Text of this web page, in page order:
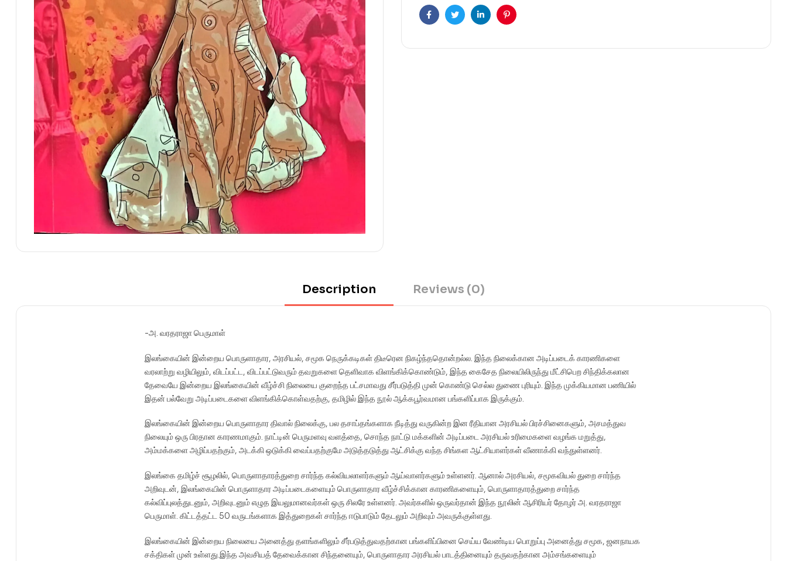
FacebookTwitterLinkedinPinterest
Description Reviews (0)
-அ. வரதராஜா பெருமாள்
இலங்கையின் இன்றைய பொருளாதார, அரசியல், சமூக நெருக்கடிகள் திடீரென நிகழ்ந்ததொன்றல்ல. இந்த நிலைக்கான அடிப்படைக் காரணிகளை
வரலாற்று வழியிலும், விடப்பட்ட, விடப்பட்டுவரும் தவறுகளை தெளிவாக விளங்கிக்கொண்டும், இந்த கைசேத நிலையிலிருந்து மீட்சிபெற சிந்திக்கலான
தேவையே இன்றைய இலங்கையின் வீழ்ச்சி நிலையை குறைந்த பட்சமாவது சீர்படுத்தி முன் கொண்டு செல்ல துணை புரியும். இந்த முக்கியமான பணியில்
இதன் பல்வேறு அடிப்படைகளை விளங்கிக்கொள்வதற்கு, தமிழில் இந்த நூல் ஆக்கபூர்வமான பங்களிப்பாக இருக்கும்.
இலங்கையின் இன்றைய பொருளாதார திவால் நிலைக்கு, பல தசாப்தங்களாக நீடித்து வருகின்ற இன ரீதியான அரசியல் பிரச்சினைகளும், அசமத்துவ
நிலையும் ஒரு பிரதான காரணமாகும். நாட்டின் பெருமளவு வளத்தை, சொந்த நாட்டு மக்களின் அடிப்படை அரசியல் உரிமைகளை வழங்க மறுத்து,
அம்மக்களை அழிப்பதற்கும், அடக்கி ஒடுக்கி வைப்பதற்குமே அடுத்தடுத்து ஆட்சிக்கு வந்த சிங்கள ஆட்சியாளர்கள் வீணாக்கி வந்துள்ளனர்.
இலங்கை தமிழ்ச் சூழலில், பொருளாதாரத்துறை சார்ந்த கல்வியலாளர்களும் ஆய்வாளர்களும் உள்ளனர். ஆனால் அரசியல், சமூகவியல் துறை சார்ந்த
அறிவுடன், இலங்கையின் பொருளாதார அடிப்படைகளையும் பொருளாதார வீழ்ச்சிக்கான காரணிகளையும், பொருளாதாரத்துறை சார்ந்த
கல்விப்புலத்துடனும், அறிவுடனும் எழுத இயலுமானவர்கள் ஒரு சிலரே உள்ளனர். அவர்களில் ஒருவர்தான் இந்த நூலின் ஆசிரியர் தோழர் அ. வரதராஜா
பெருமாள். கிட்டத்தட்ட 50 வருடங்களாக இத்துறைகள் சார்ந்த ஈடுபாடும் தேடலும் அறிவும் அவருக்குள்ளது.
இலங்கையின் இன்றைய நிலையை அனைத்து தளங்களிலும் சீர்படுத்துவதற்கான பங்களிப்பினை செய்ய வேண்டிய பொறுப்பு அனைத்து சமூக, ஜனநாயக
சக்திகள் முன் உள்ளது.இந்த அவசியத் தேவைக்கான சிந்தனையும், பொருளாதார அரசியல் பாடத்தினையும் தருவதற்கான அம்சங்களையும்